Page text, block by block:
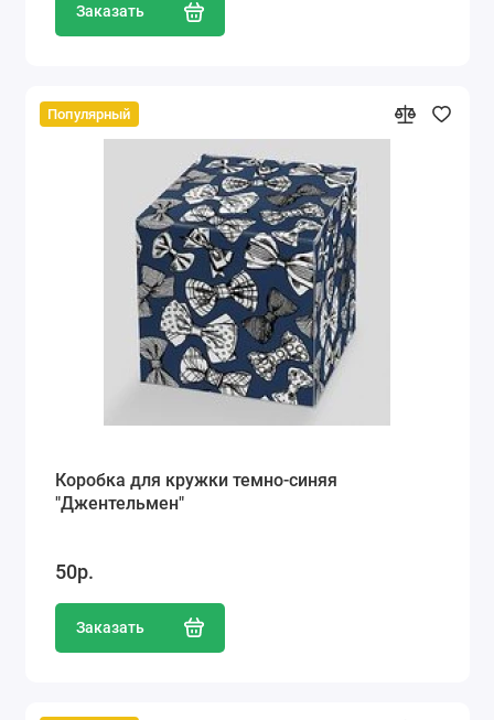
Заказать
Популярный
Коробка для кружки темно-синяя
"Джентельмен"
50р.
Заказать